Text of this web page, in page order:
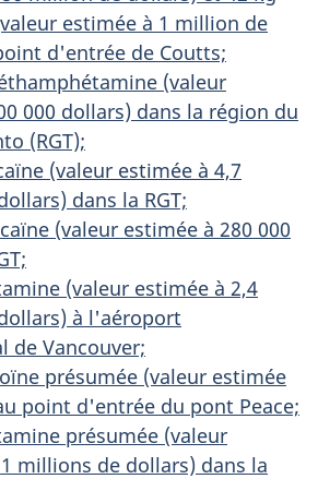
estimée à 1 million de
d'entrée de Coutts;
(valeur
000 dollars) dans la région du
(RGT);
(valeur estimée à 4,7
dans la RGT;
(valeur estimée à 280 000
(valeur estimée à 2,4
à l'aéroport
de Vancouver;
présumée (valeur estimée
point d'entrée du pont Peace;
présumée (valeur
millions de dollars) dans la